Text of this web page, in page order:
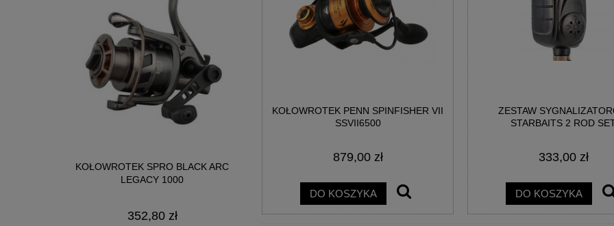
KOŁOWROTEK SPRO BLACK ARC
LEGACY 1000
352,80 zł
WĘDKA OKUMA G-CONTROL 15-40G
230,74 zł
KOŁOWROTEK SPRO MIMIC 2.0
129,36 zł
KOŁOWROTEK PENN SPINFISHER VII
SSVII6500
879,00 zł
DO KOSZYKA
ZESTAW
STARBAITS 2 ROD
333,00 zł
DO KOSZYKA